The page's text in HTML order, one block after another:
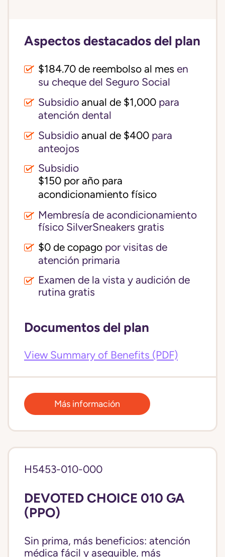
Aspectos destacados del plan
$184.70 de reembolso al mes en
su cheque del Seguro Social
Subsidio anual de $1,000 para
atención dental
Subsidio anual de $400 para
anteojos
Subsidio
$150 por año para
acondicionamiento físico
Membresía de acondicionamiento
físico SilverSneakers gratis
$0 de copago por visitas de
atención primaria
Examen de la vista y audición de
rutina gratis
Documentos del plan
View Summary of Benefits (PDF)
Más información
H5453-010-000
DEVOTED CHOICE 010 GA
(PPO)
Sin prima, más beneficios: atención
médica fácil y asequible, más